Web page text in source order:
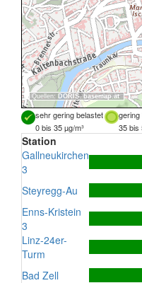
Quellen: DORIS, basemap.at
sehr gering belastet
0 bis 35 µg/m³
35 bis
Station
Gallneukirchen
3
Steyregg-Au
Enns-Kristein
3
Linz-24er-
Turm
Bad Zell